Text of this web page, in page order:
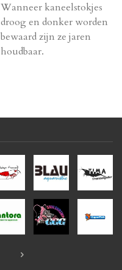
Wanneer kaneelstokjes
droog en donker worden
bewaard zijn ze jaren
houdbaar.